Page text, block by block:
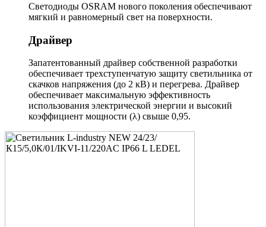
Светодиоды OSRAM нового поколения обеспечивают
мягкий и равномерный свет на поверхности.
Драйвер
Запатентованный драйвер собственной разработки
обеспечивает трехступенчатую защиту светильника от
скачков напряжения (до 2 кВ) и перегрева. Драйвер
обеспечивает максимальную эффективность
использования электрической энергии и высокий
коэффициент мощности (λ) свыше 0,95.